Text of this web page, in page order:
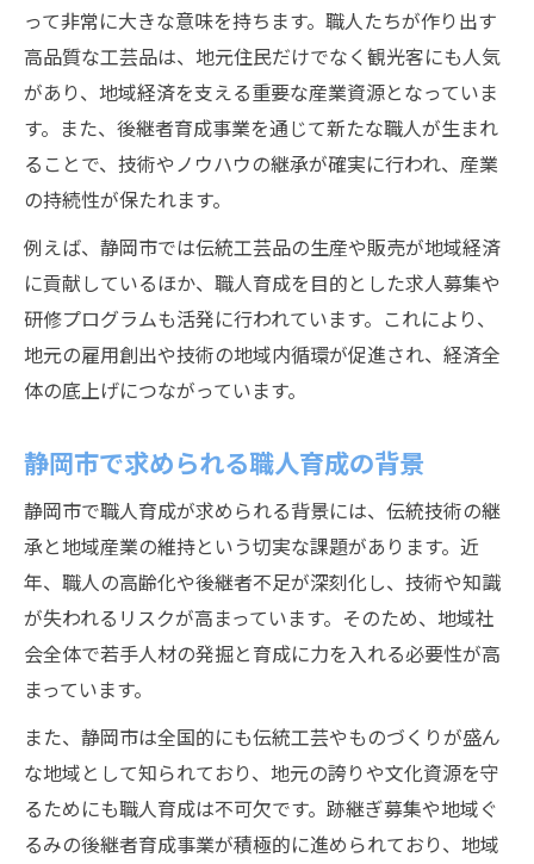
って非常に大きな意味を持ちます。職人たちが作り出す
高品質な工芸品は、地元住民だけでなく観光客にも人気
があり、地域経済を支える重要な産業資源となっていま
す。また、後継者育成事業を通じて新たな職人が生まれ
ることで、技術やノウハウの継承が確実に行われ、産業
の持続性が保たれます。
例えば、静岡市では伝統工芸品の生産や販売が地域経済
に貢献しているほか、職人育成を目的とした求人募集や
研修プログラムも活発に行われています。これにより、
地元の雇用創出や技術の地域内循環が促進され、経済全
体の底上げにつながっています。
静岡市で求められる職人育成の背景
静岡市で職人育成が求められる背景には、伝統技術の継
承と地域産業の維持という切実な課題があります。近
年、職人の高齢化や後継者不足が深刻化し、技術や知識
が失われるリスクが高まっています。そのため、地域社
会全体で若手人材の発掘と育成に力を入れる必要性が高
まっています。
また、静岡市は全国的にも伝統工芸やものづくりが盛ん
な地域として知られており、地元の誇りや文化資源を守
るためにも職人育成は不可欠です。跡継ぎ募集や地域ぐ
るみの後継者育成事業が積極的に進められており、地域